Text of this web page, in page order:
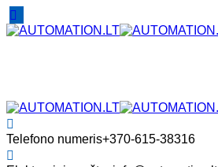
Telefono numeris+370-615-38316